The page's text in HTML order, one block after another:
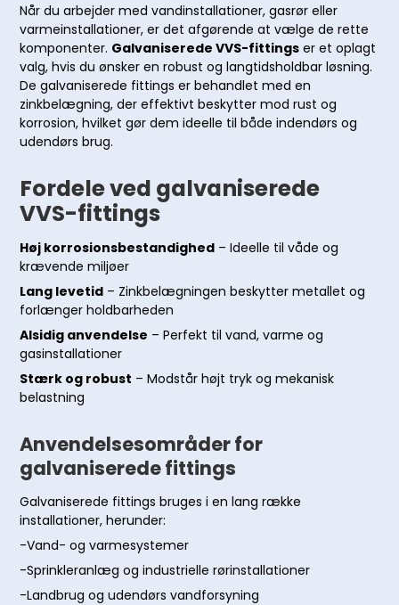
Når du arbejder med vandinstallationer, gasrør eller
varmeinstallationer, er det afgørende at vælge de rette
komponenter. Galvaniserede VVS-fittings er et oplagt
valg, hvis du ønsker en robust og langtidsholdbar løsning.
De galvaniserede fittings er behandlet med en
zinkbelægning, der effektivt beskytter mod rust og
korrosion, hvilket gør dem ideelle til både indendørs og
udendørs brug.
Fordele ved galvaniserede
VVS-fittings
Høj korrosionsbestandighed – Ideelle til våde og
krævende miljøer
Lang levetid – Zinkbelægningen beskytter metallet og
forlænger holdbarheden
Alsidig anvendelse – Perfekt til vand, varme og
gasinstallationer
Stærk og robust – Modstår højt tryk og mekanisk
belastning
Anvendelsesområder for
galvaniserede fittings
Galvaniserede fittings bruges i en lang række
installationer, herunder:
-Vand- og varmesystemer
-Sprinkleranlæg og industrielle rørinstallationer
-Landbrug og udendørs vandforsyning